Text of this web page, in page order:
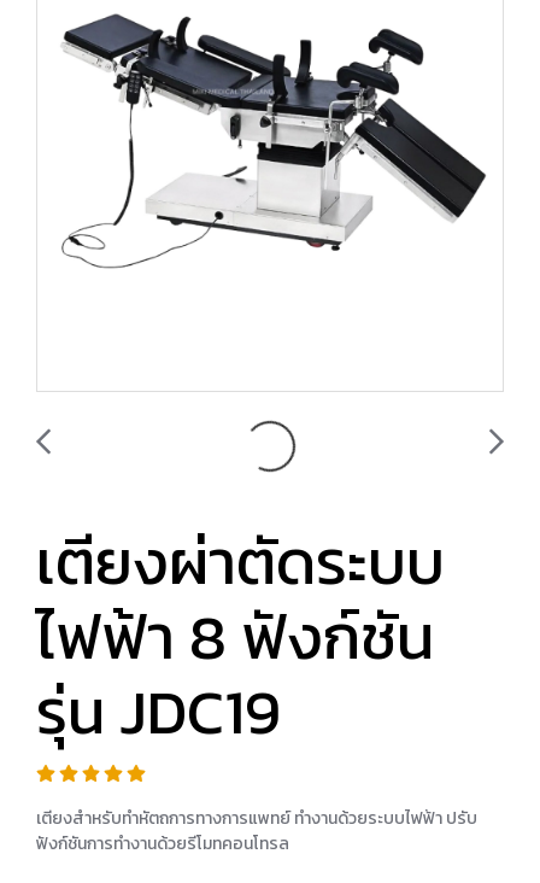
เตียงผ่าตัดระบบ
ไฟฟ้า 8 ฟังก์ชัน
รุ่น JDC19
เตียงสำหรับทำหัตถการทางการแพทย์ ทำงานด้วยระบบไฟฟ้า ปรับ
ฟังก์ชันการทำงานด้วยรีโมทคอนโทรล